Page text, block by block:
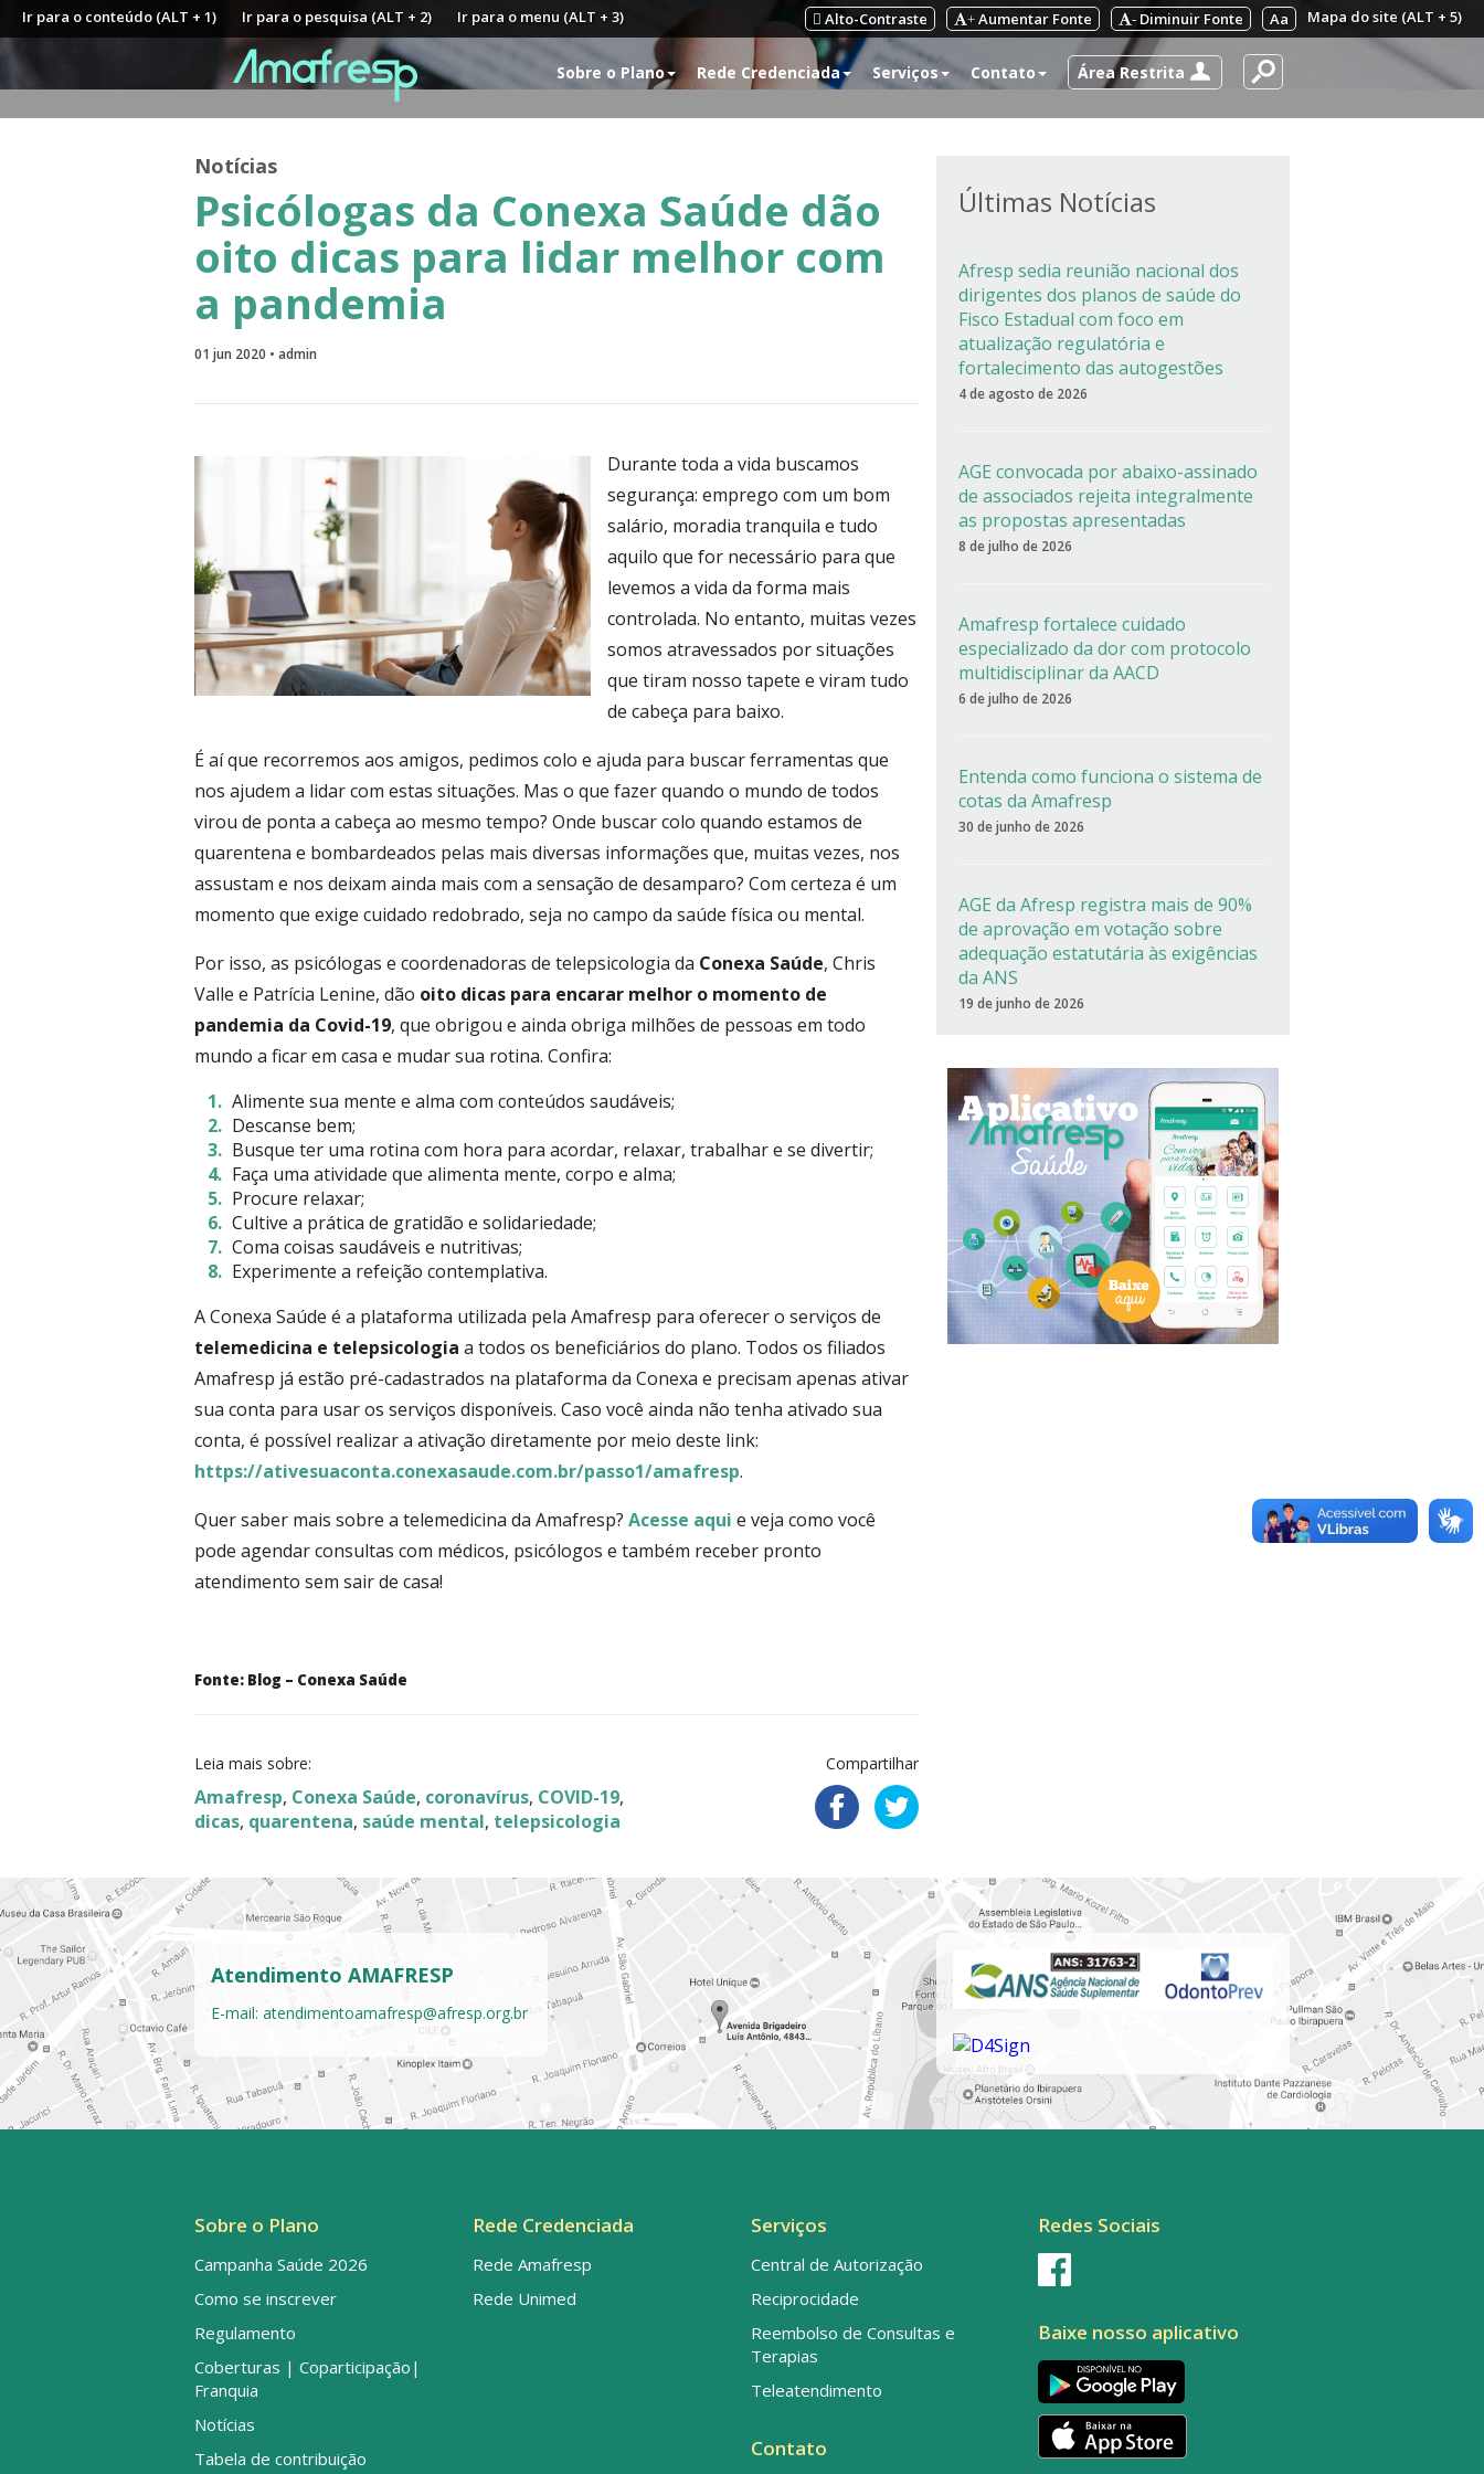
Ir para o conteúdo (ALT + 1) Ir para o pesquisa (ALT + 2) Ir para o menu (ALT + 3) Mapa do site (ALT + 5)
Aa
- Diminuir Fonte
+ Aumentar Fonte
Alto-Contraste
Sobre o Plano Rede Credenciada Serviços Contato Área Restrita
Notícias
Psicólogas da Conexa Saúde dão
oito dicas para lidar melhor com
a pandemia
01 jun 2020 • admin
Durante toda a vida buscamos
segurança: emprego com um bom
salário, moradia tranquila e tudo
aquilo que for necessário para que
levemos a vida da forma mais
controlada. No entanto, muitas vezes
somos atravessados por situações
que tiram nosso tapete e viram tudo
de cabeça para baixo.
É aí que recorremos aos amigos, pedimos colo e ajuda para buscar ferramentas que
nos ajudem a lidar com estas situações. Mas o que fazer quando o mundo de todos
virou de ponta a cabeça ao mesmo tempo? Onde buscar colo quando estamos de
quarentena e bombardeados pelas mais diversas informações que, muitas vezes, nos
assustam e nos deixam ainda mais com a sensação de desamparo? Com certeza é um
momento que exige cuidado redobrado, seja no campo da saúde física ou mental.
Por isso, as psicólogas e coordenadoras de telepsicologia da Conexa Saúde, Chris
Valle e Patrícia Lenine, dão oito dicas para encarar melhor o momento de
pandemia da Covid-19, que obrigou e ainda obriga milhões de pessoas em todo
mundo a ficar em casa e mudar sua rotina. Confira:
Alimente sua mente e alma com conteúdos saudáveis;
Descanse bem;
Busque ter uma rotina com hora para acordar, relaxar, trabalhar e se divertir;
Faça uma atividade que alimenta mente, corpo e alma;
Procure relaxar;
Cultive a prática de gratidão e solidariedade;
Coma coisas saudáveis e nutritivas;
Experimente a refeição contemplativa.
A Conexa Saúde é a plataforma utilizada pela Amafresp para oferecer o serviços de
telemedicina e telepsicologia a todos os beneficiários do plano. Todos os filiados
Amafresp já estão pré-cadastrados na plataforma da Conexa e precisam apenas ativar
sua conta para usar os serviços disponíveis. Caso você ainda não tenha ativado sua
conta, é possível realizar a ativação diretamente por meio deste link:
https://ativesuaconta.conexasaude.com.br/passo1/amafresp.
Quer saber mais sobre a telemedicina da Amafresp? Acesse aqui e veja como você
pode agendar consultas com médicos, psicólogos e também receber pronto
atendimento sem sair de casa!
Fonte: Blog – Conexa Saúde
Leia mais sobre:
Amafresp, Conexa Saúde, coronavírus, COVID-19,
dicas, quarentena, saúde mental, telepsicologia
Compartilhar
Últimas Notícias
Afresp sedia reunião nacional dos
dirigentes dos planos de saúde do
Fisco Estadual com foco em
atualização regulatória e
fortalecimento das autogestões
4 de agosto de 2026
AGE convocada por abaixo-assinado
de associados rejeita integralmente
as propostas apresentadas
8 de julho de 2026
Amafresp fortalece cuidado
especializado da dor com protocolo
multidisciplinar da AACD
6 de julho de 2026
Entenda como funciona o sistema de
cotas da Amafresp
30 de junho de 2026
AGE da Afresp registra mais de 90%
de aprovação em votação sobre
adequação estatutária às exigências
da ANS
19 de junho de 2026
Atendimento AMAFRESP
E-mail: atendimentoamafresp@afresp.org.br
Sobre o Plano
Campanha Saúde 2026
Como se inscrever
Regulamento
Coberturas | Coparticipação|
Franquia
Notícias
Tabela de contribuição
Rede Credenciada
Rede Amafresp
Rede Unimed
Serviços
Central de Autorização
Reciprocidade
Reembolso de Consultas e
Terapias
Teleatendimento
Contato
Redes Sociais
Baixe nosso aplicativo